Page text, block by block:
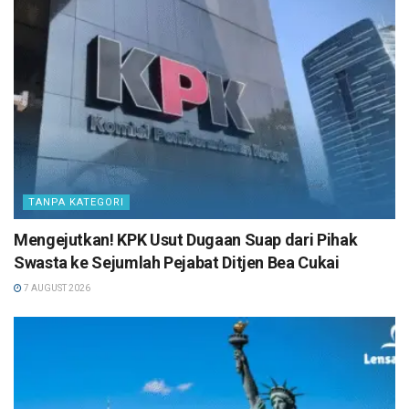
TANPA KATEGORI
Mengejutkan! KPK Usut Dugaan Suap dari Pihak
Swasta ke Sejumlah Pejabat Ditjen Bea Cukai
7 AUGUST 2026